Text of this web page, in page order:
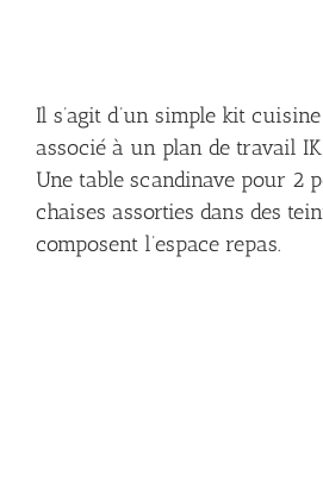
Il s’agit d’un simple kit
associé à un plan de travail
Une table scandinave pour 2
chaises assorties dans des
composent l’espace repas.